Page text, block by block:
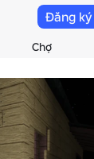
Chợ
Đăng ký